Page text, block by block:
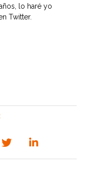
lo haré yo
Twitter.